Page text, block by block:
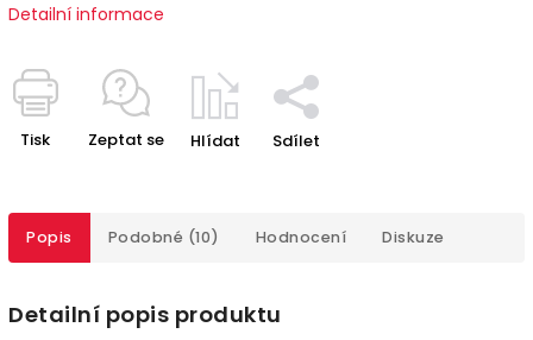
Detailní informace
Tisk Zeptat se Hlídat Sdílet
Popis Podobné (10) Hodnocení Diskuze
Detailní popis produktu